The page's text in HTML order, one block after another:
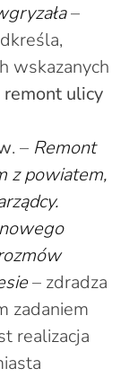
–
wskazanych
remont ulicy
. – Remont
z powiatem,
– zdradza
zadaniem
realizacja